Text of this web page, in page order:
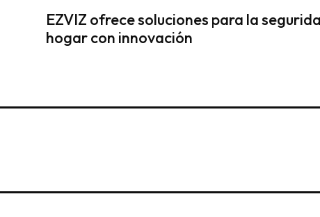
EZVIZ ofrece soluciones para la
hogar con innovación